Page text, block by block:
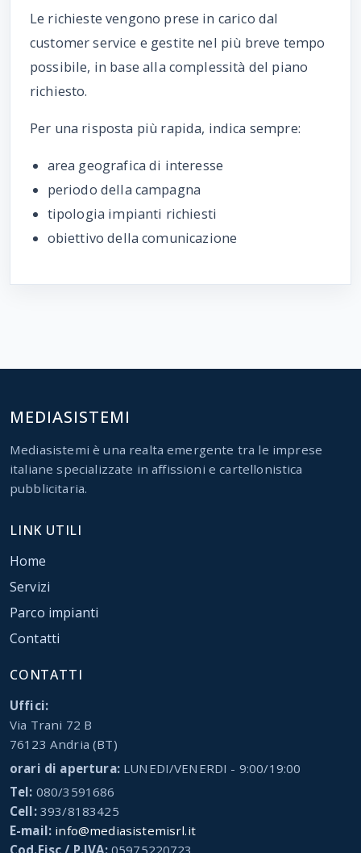
Le richieste vengono prese in carico dal
customer service e gestite nel più breve tempo
possibile, in base alla complessità del piano
richiesto.
Per una risposta più rapida, indica sempre:
area geografica di interesse
periodo della campagna
tipologia impianti richiesti
obiettivo della comunicazione
MEDIASISTEMI
Mediasistemi è una realta emergente tra le imprese
italiane specializzate in affissioni e cartellonistica
pubblicitaria.
LINK UTILI
Home
Servizi
Parco impianti
Contatti
CONTATTI
Uffici:
Via Trani 72 B
76123 Andria (BT)
orari di apertura:LUNEDI/VENERDI - 9:00/19:00
Tel: 080/3591686
Cell:393/8183425
E-mail: info@mediasistemisrl.it